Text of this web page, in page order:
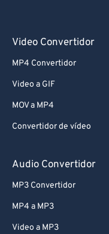
Video Convertidor
MP4 Convertidor
Video a GIF
MOV a MP4
Convertidor de vídeo
Audio Convertidor
MP3 Convertidor
MP4 a MP3
Video a MP3